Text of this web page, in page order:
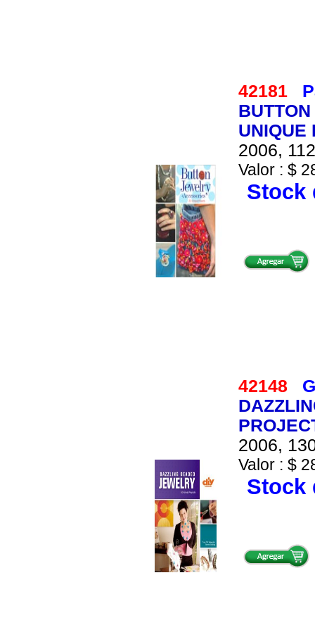
42181
UNIQUE
2006,
Valor : $
Stock
42148
2006,
Valor : $
Stock